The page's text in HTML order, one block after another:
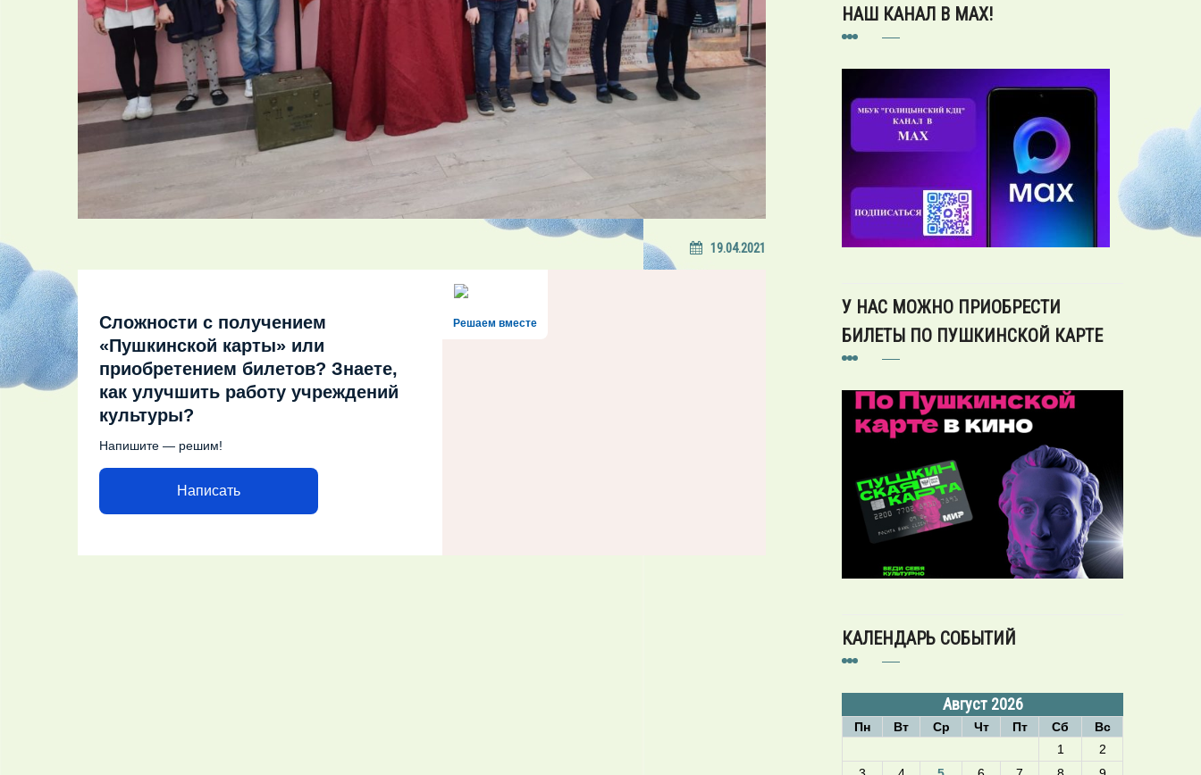
19.04.2021
Решаем вместе
Сложности с получением
«Пушкинской карты» или
приобретением билетов? Знаете,
как улучшить работу учреждений
культуры?
Напишите — решим!
Написать
НАШ КАНАЛ В MAX!
У НАС МОЖНО ПРИОБРЕСТИ
БИЛЕТЫ ПО ПУШКИНСКОЙ КАРТЕ
КАЛЕНДАРЬ СОБЫТИЙ
Август 2026
Пн Вт Ср Чт Пт Сб
Вс
1
2